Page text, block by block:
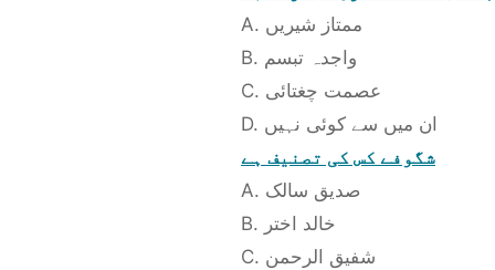
A. ممتاز شیریں
B. واجدہ تبسم
C. عصمت چغتائی
D. ان میں سے کوئی نہیں
شگوفے کس کی تصنیف ہے
A. صدیق سالک
B. خالد اختر
C. شفیق الرحمن